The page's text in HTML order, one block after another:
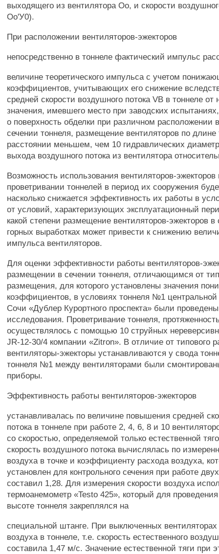
выходящего из вентилятора Оо, и скорости
Оо'У0).
При расположении вентиляторов-эжекторов
непосредственно в тоннеле фактический импульс
величине теоретического импульса с учетом
коэффициентов, учитывающих его снижение
средней скорости воздушного потока VB в тоннеле от
значения, имевшего место при заводских
о поверхность обделки при различном расположении
сечении тоннеля, размещение вентиляторов по длине
расстоянии меньшем, чем 10 гидравлических
выхода воздушного потока из вентилятора
Возможность использования вентиляторов-эжекторов
проветривании тоннелей в период их сооружения
насколько снижается эффективность их работы в
от условий, характеризующих эксплуатационный
какой степени размещение вентиляторов-эжекторов
горных выработках может привести к снижению
импульса вентиляторов.
Для оценки эффективности работы вентиляторов-
размещении в сечении тоннеля, отличающимся от
размещения, для которого установлены значения
коэффициентов, в условиях тоннеля №1 центральной
Сочи «Дублер Курортного проспекта» были
исследования. Проветривание тоннеля,
осуществлялось с помощью 10 струйных
JR-12-30/4 компании «Zitron». В отличие от типового
вентиляторы-эжекторы устанавливаются у свода
тоннеля №1 между вентиляторами были
приборы.
Эффективность работы вентиляторов-эжекторов
устанавливалась по величине повышения средней
потока в тоннеле при работе 2, 4, 6, 8 и 10
со скоростью, определяемой только естественной
скорость воздушного потока вычислялась по
воздуха в точке и коэффициенту расхода воздуха,
установлен для контрольного сечения при работе
составил 1,28. Для измерения скорости воздуха
термоанемометр «Testo 425», который для
высоте тоннеля закреплялся на
специальной штанге. При выключенных вентиляторах
воздуха в тоннеле, т.е. скорость естественного
составила 1,47 м/с. Значение естественной тяги при